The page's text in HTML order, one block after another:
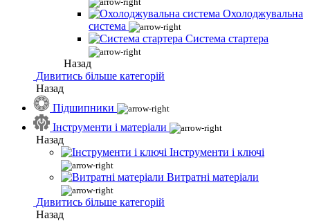
Охолоджувальна
система
Система стартера
Назад
Дивитись більше категорій
Назад
Підшипники
Інструменти і матеріали
Назад
Інструменти і ключі
Витратні матеріали
Дивитись більше категорій
Назад